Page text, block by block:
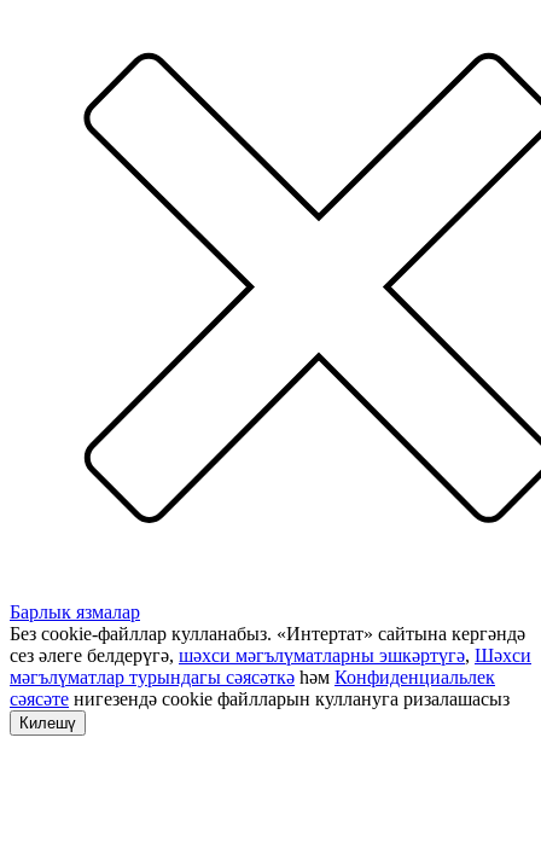
Барлык язмалар
Без cookie-файллар кулланабыз. «Интертат» сайтына кергәндә
сез әлеге белдерүгә, шәхси мәгълүматларны эшкәртүгә, Шәхси
мәгълүматлар турындагы сәясәткә һәм Конфиденциальлек
сәясәте нигезендә cookie файлларын куллануга ризалашасыз
Килешү